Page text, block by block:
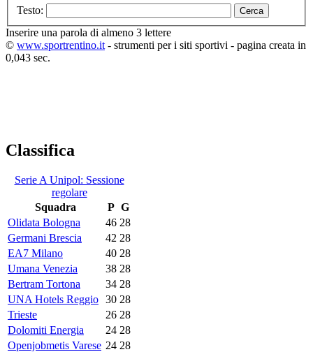
Testo:
Inserire una parola di almeno 3 lettere
© www.sportrentino.it - strumenti per i siti sportivi - pagina creata in
0,043 sec.
Classifica
Serie A Unipol: Sessione
regolare
Squadra
P G
Olidata Bologna
46 28
Germani Brescia
42 28
EA7 Milano
40 28
Umana Venezia
38 28
Bertram Tortona
34 28
UNA Hotels Reggio 30 28
Trieste
26 28
Dolomiti Energia
24 28
Openjobmetis Varese 24 28